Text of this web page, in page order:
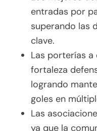
entradas por
superando las
clave.
Las porterías
fortaleza
logrando
goles en
Las
ya que la